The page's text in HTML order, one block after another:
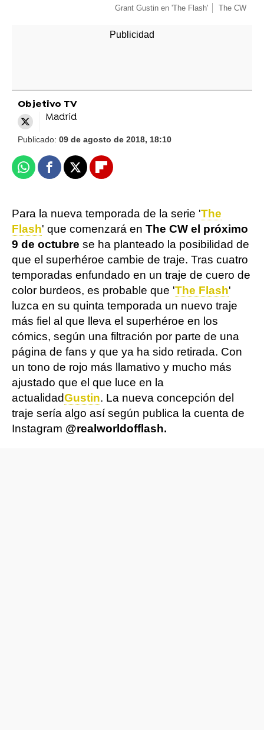
Grant Gustin en 'The Flash' The CW
Objetivo TV
Madrid
Publicado: 09 de agosto de 2018, 18:10
WhatsappFacebook
X Flipboard
Para la nueva temporada de la serie 'The
Flash' que comenzará en The CW el próximo
9 de octubre se ha planteado la posibilidad de
que el superhéroe cambie de traje. Tras cuatro
temporadas enfundado en un traje de cuero de
color burdeos, es probable que 'The Flash'
luzca en su quinta temporada un nuevo traje
más fiel al que lleva el superhéroe en los
cómics, según una filtración por parte de una
página de fans y que ya ha sido retirada. Con
un tono de rojo más llamativo y mucho más
ajustado que el que luce en la
actualidadGustin. La nueva concepción del
traje sería algo así según publica la cuenta de
Instagram @realworldofflash.